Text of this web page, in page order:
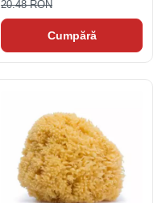
20.48 RON
Cumpără